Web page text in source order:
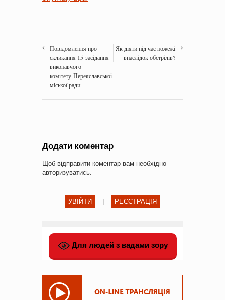
Повідомлення про
скликання 15 засідання
виконавчого
комітету Переяславської
міської ради
Як діяти під час пожежі
внаслідок обстрілів?
Додати коментар
Щоб відправити коментар вам необхідно
авторизуватись.
УВІЙТИ РЕЄСТРАЦІЯ
Для людей з вадами зору